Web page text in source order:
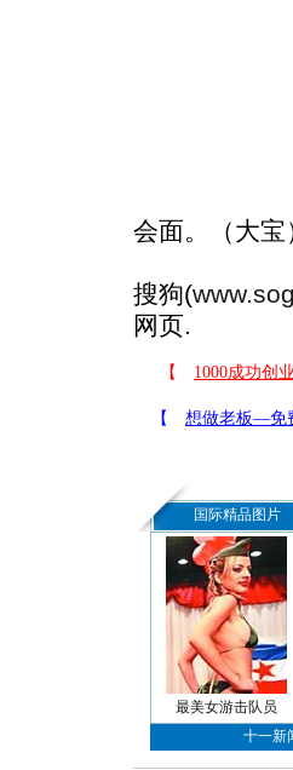
会面。（大宝
搜狗(
网页.
国际精品图片
最美女游击队员
十一新